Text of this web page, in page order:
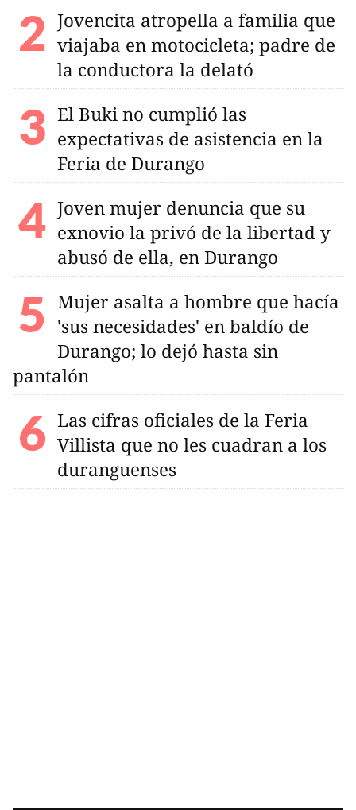
Jovencita atropella a familia que
viajaba en motocicleta; padre de
la conductora la delató
El Buki no cumplió las
expectativas de asistencia en la
Feria de Durango
Joven mujer denuncia que su
exnovio la privó de la libertad y
abusó de ella, en Durango
Mujer asalta a hombre que hacía
'sus necesidades' en baldío de
Durango; lo dejó hasta sin
pantalón
Las cifras oficiales de la Feria
Villista que no les cuadran a los
duranguenses